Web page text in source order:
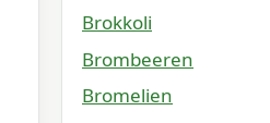
Brokkoli
Brombeeren
Bromelien